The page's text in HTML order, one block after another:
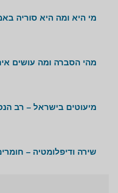
מי היא ומה היא סוריה
מהי הסברה ומה עושים
מיעוטים בישראל – רב
שירה ודיפלומטיה –